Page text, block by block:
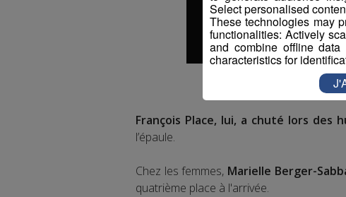
François Place, lui, a chuté lors des
l’épaule.
Chez les femmes, Marielle Berger-
quatrième place à l'arrivée.
Select personalised
These technologies may
functionalities: Actively
and combine offline
characteristics for